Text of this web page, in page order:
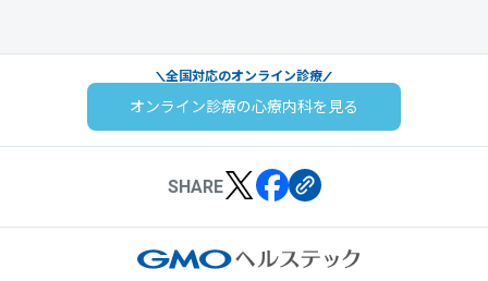
全国対応のオンライン診療
オンライン診療の心療内科を見る
SHARE